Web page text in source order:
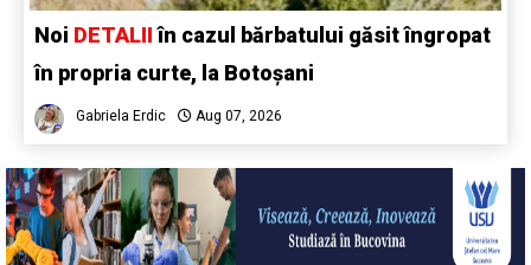
Noi DETALIIîn cazul bărbatului găsit îngropat
în propria curte, la Botoșani
Gabriela Erdic Aug 07, 2026